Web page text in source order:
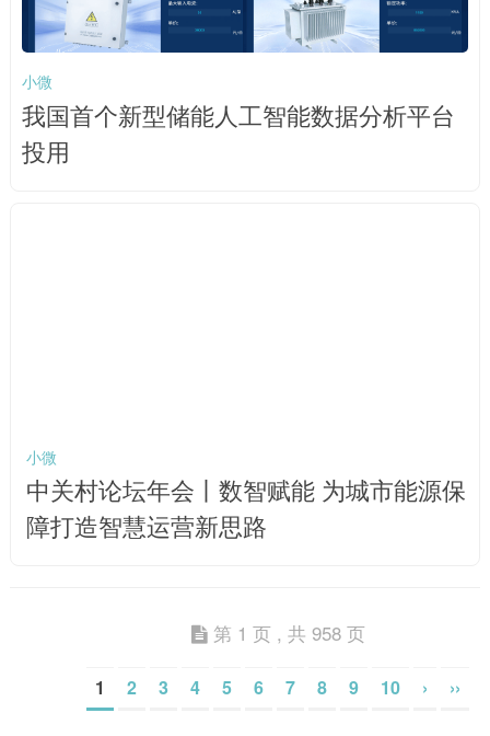
小微
我国首个新型储能人工智能数据分析平台
投用
小微
中关村论坛年会丨数智赋能 为城市能源保
障打造智慧运营新思路
第 1 页 , 共 958 页
1 2 3 4 5 6 7 8 9 10 › ››